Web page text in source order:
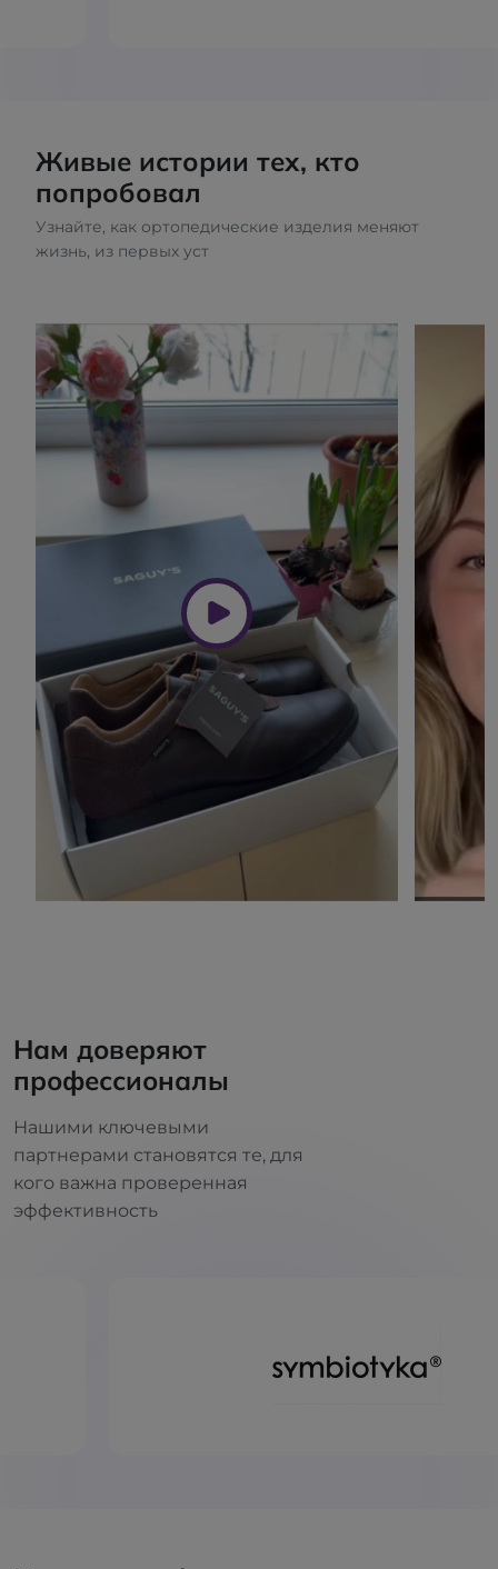
Живые истории тех, кто
попробовал
Узнайте, как ортопедические изделия меняют
жизнь, из первых уст
Нам доверяют
профессионалы
Нашими ключевыми
партнерами становятся те, для
кого важна проверенная
эффективность